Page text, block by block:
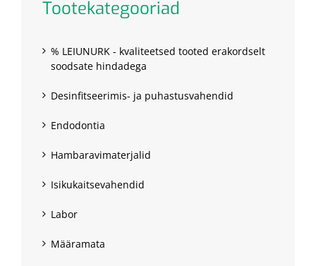
Tootekategooriad
% LEIUNURK - kvaliteetsed tooted erakordselt
soodsate hindadega
Desinfitseerimis- ja puhastusvahendid
Endodontia
Hambaravimaterjalid
Isikukaitsevahendid
Labor
Määramata